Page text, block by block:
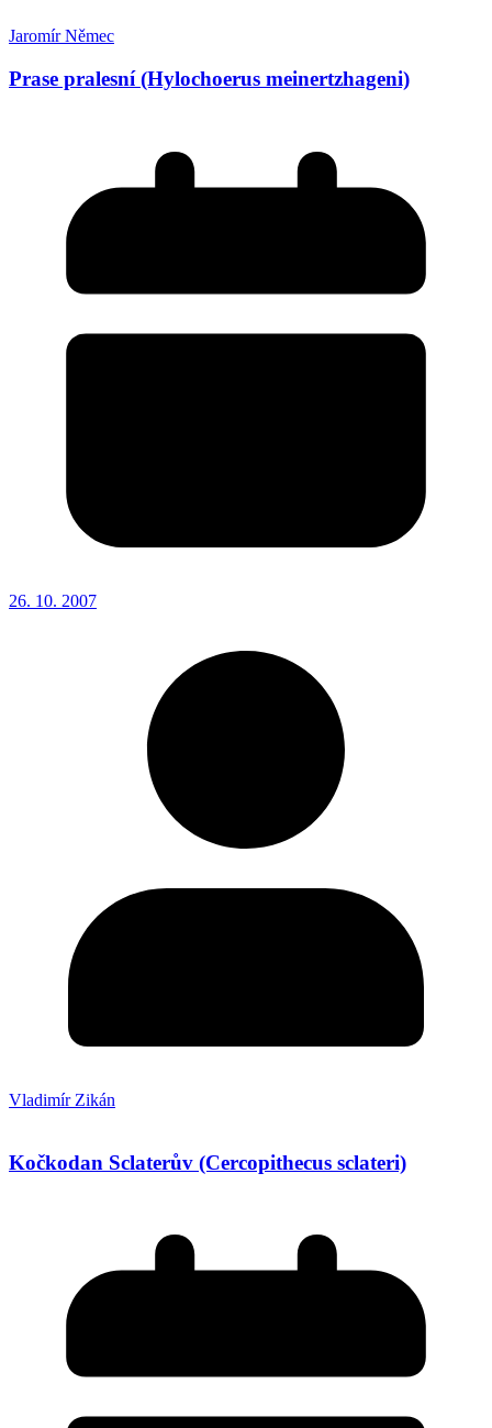
Jaromír Němec
Prase pralesní (Hylochoerus meinertzhageni)
26. 10. 2007
Vladimír Zikán
Kočkodan Sclaterův (Cercopithecus sclateri)